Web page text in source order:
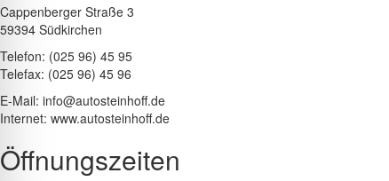
Cappenberger Straße 3
59394 Südkirchen
Telefon: (025 96) 45 95
Telefax: (025 96) 45 96
E-Mail: info@autosteinhoff.de
Internet: www.autosteinhoff.de
Öffnungszeiten